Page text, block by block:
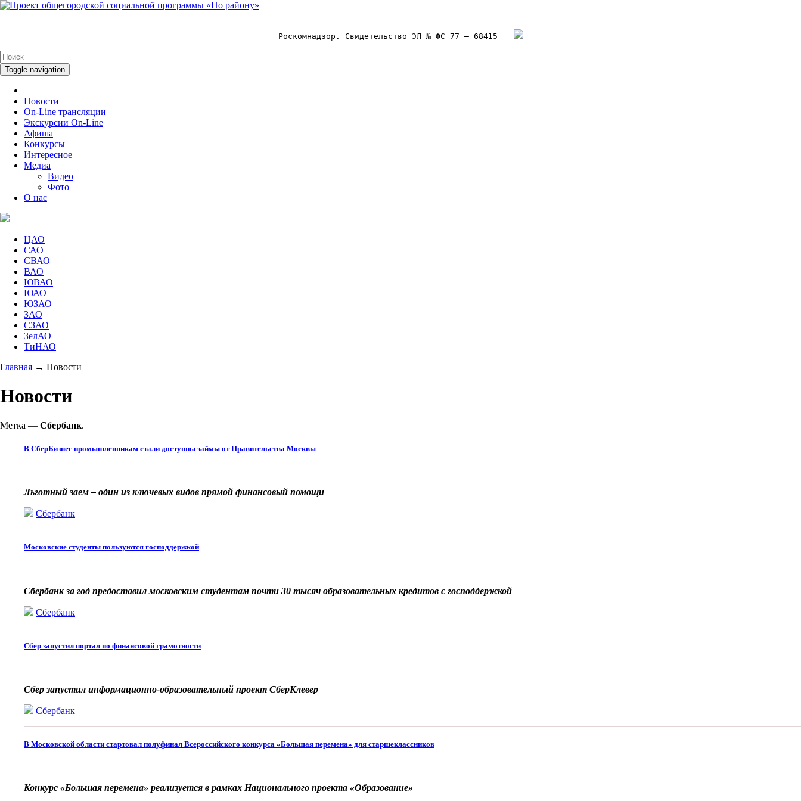
Роскомнадзор. Свидетельство ЭЛ № ФС 77 – 68415
Toggle navigation
Новости
On-Line трансляции
Экскурсии On-Line
Афиша
Конкурсы
Интересное
Медиа
Видео
Фото
О нас
ЦАО
САО
СВАО
ВАО
ЮВАО
ЮАО
ЮЗАО
ЗАО
СЗАО
ЗелАО
ТиНАО
Главная → Новости
Новости
Метка — Сбербанк.
В СберБизнес промышленникам стали доступны займы от Правительства Москвы
Льготный заем – один из ключевых видов прямой финансовый помощи
Сбербанк
Московские студенты пользуются господдержкой
Сбербанк за год предоставил московским студентам почти 30 тысяч образовательных кредитов с господдержкой
Сбербанк
Сбер запустил портал по финансовой грамотности
Сбер запустил информационно-образовательный проект СберКлевер
Сбербанк
В Московской области стартовал полуфинал Всероссийского конкурса «Большая перемена» для старшеклассников
Конкурс «Большая перемена» реализуется в рамках Национального проекта «Образование»